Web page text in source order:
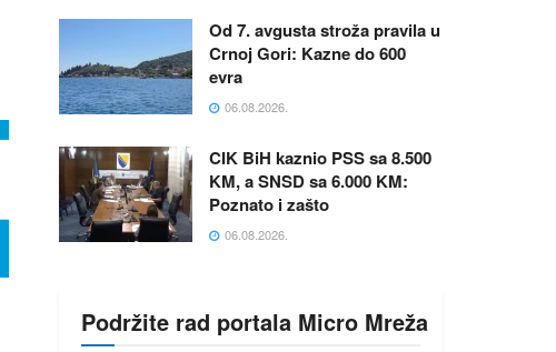
Od 7. avgusta stroža pravila u
Crnoj Gori: Kazne do 600
evra
06.08.2026.
CIK BiH kaznio PSS sa 8.500
KM, a SNSD sa 6.000 KM:
Poznato i zašto
06.08.2026.
Podržite rad portala Micro Mreža